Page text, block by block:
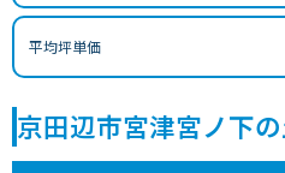
平均坪単価
京田辺市宮津宮ノ下